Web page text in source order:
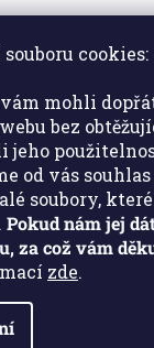
cookies:
mohli
bez
jeho
od vás
soubory,
Pokud nám jej
za což vám
zde.